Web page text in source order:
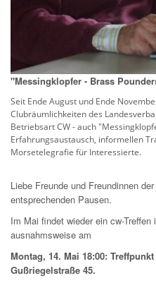
"Messingklopfer - Brass
Seit Ende August und Ende
Clubräumlichkeiten des
Betriebsart CW - auch
Erfahrungsaustausch, informellen
Morsetelegrafie für Interessierte.
Liebe Freunde und Freundinnen
entsprechenden Pausen.
Im Mai findet wieder ein cw-
ausnahmsweise am
Montag, 14. Mai 18:00:
Gußriegelstraße 45.